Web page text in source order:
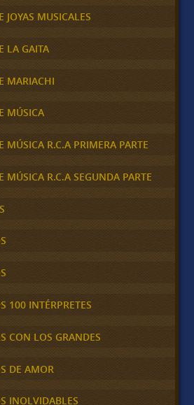
JOYAS MUSICALES
LA GAITA
MARIACHI
MÚSICA
MÚSICA R.C.A PRIMERA PARTE
MÚSICA R.C.A SEGUNDA PARTE
100 INTÉRPRETES
CON LOS GRANDES
DE AMOR
INOLVIDABLES